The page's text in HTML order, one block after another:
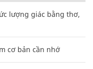
lượng giác bằng thơ,
cơ bản cần nhớ